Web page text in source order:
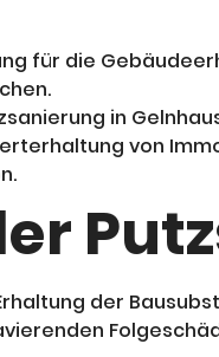
für die
in
von
der